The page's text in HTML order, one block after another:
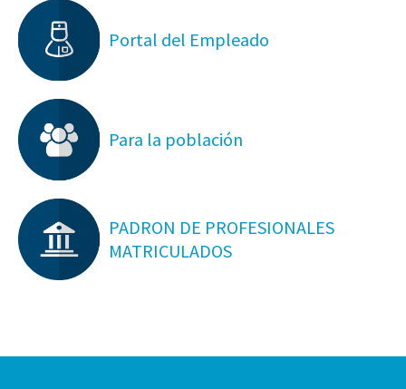
Portal del Empleado
Para la población
PADRON DE PROFESIONALES
MATRICULADOS